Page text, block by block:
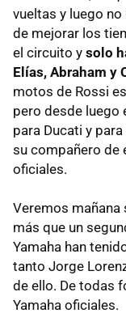
vueltas y luego no
de mejorar los
el circuito y solo
Elías, Abraham y
motos de Rossi
pero desde luego
para Ducati y
su compañero de
oficiales.
Veremos mañana
más que un
Yamaha han
tanto Jorge
de ello. De todas
Yamaha oficiales.